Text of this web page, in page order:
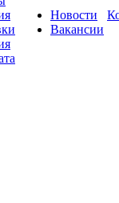
Новости
Вакансии